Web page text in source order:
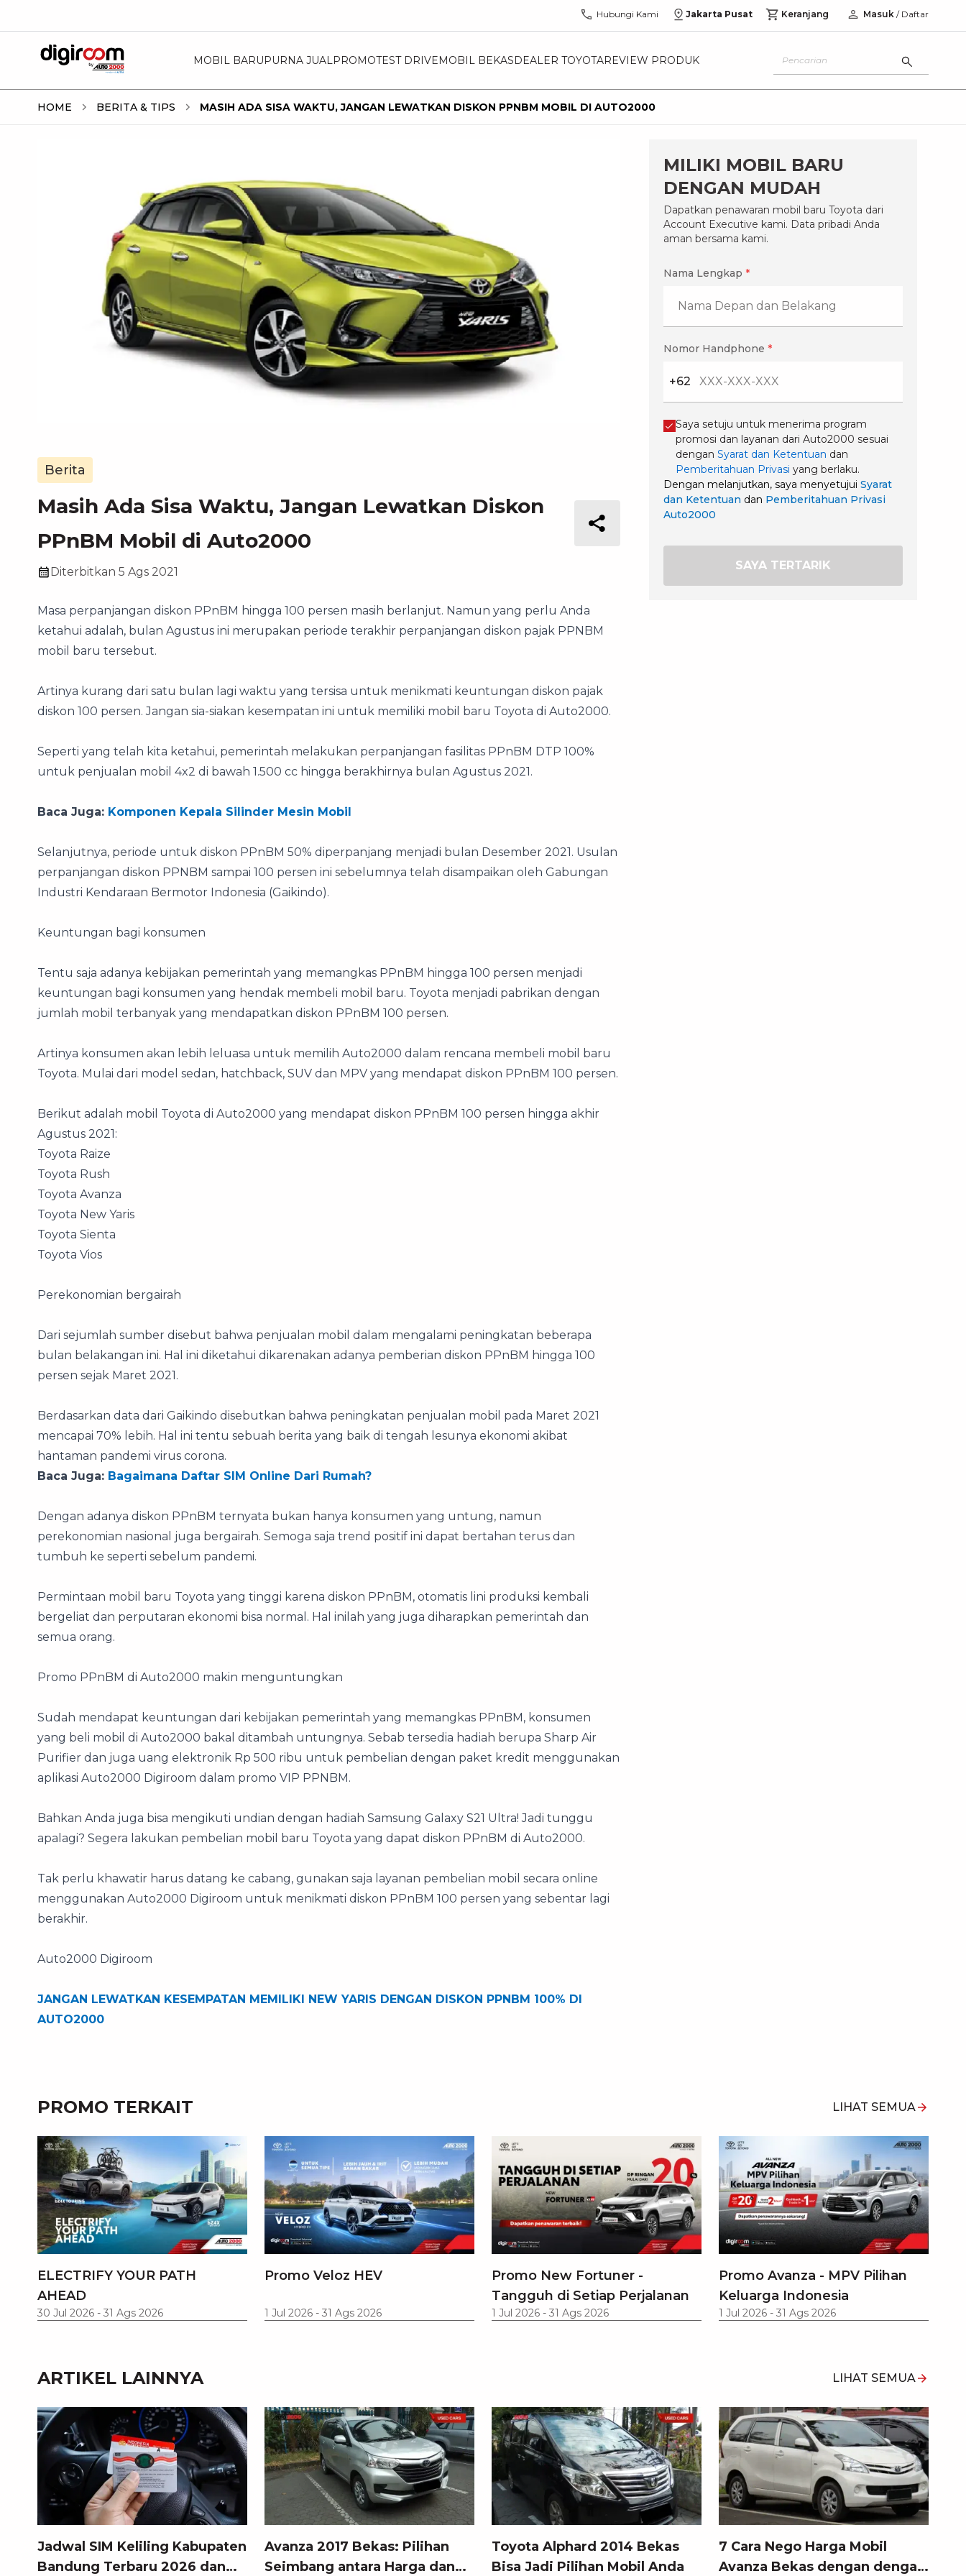
Hubungi Kami Jakarta Pusat Keranjang Masuk / Daftar
MOBIL BARUPURNA JUAL PROMOTEST DRIVEMOBIL BEKASDEALER TOYOTAREVIEW PRODUK
HOME BERITA & TIPS MASIH ADA SISA WAKTU, JANGAN LEWATKAN DISKON PPNBM MOBIL DI AUTO2000
Berita
Masih Ada Sisa Waktu, Jangan Lewatkan Diskon
PPnBM Mobil di Auto2000
Diterbitkan 5 Ags 2021
Masa perpanjangan diskon PPnBM hingga 100 persen masih berlanjut. Namun yang perlu Anda
ketahui adalah, bulan Agustus ini merupakan periode terakhir perpanjangan diskon pajak PPNBM
mobil baru tersebut.
Artinya kurang dari satu bulan lagi waktu yang tersisa untuk menikmati keuntungan diskon pajak
diskon 100 persen. Jangan sia-siakan kesempatan ini untuk memiliki mobil baru Toyota di Auto2000.
Seperti yang telah kita ketahui, pemerintah melakukan perpanjangan fasilitas PPnBM DTP 100%
untuk penjualan mobil 4x2 di bawah 1.500 cc hingga berakhirnya bulan Agustus 2021.
Baca Juga: Komponen Kepala Silinder Mesin Mobil
Selanjutnya, periode untuk diskon PPnBM 50% diperpanjang menjadi bulan Desember 2021. Usulan
perpanjangan diskon PPNBM sampai 100 persen ini sebelumnya telah disampaikan oleh Gabungan
Industri Kendaraan Bermotor Indonesia (Gaikindo).
Keuntungan bagi konsumen
Tentu saja adanya kebijakan pemerintah yang memangkas PPnBM hingga 100 persen menjadi
keuntungan bagi konsumen yang hendak membeli mobil baru. Toyota menjadi pabrikan dengan
jumlah mobil terbanyak yang mendapatkan diskon PPnBM 100 persen.
Artinya konsumen akan lebih leluasa untuk memilih Auto2000 dalam rencana membeli mobil baru
Toyota. Mulai dari model sedan, hatchback, SUV dan MPV yang mendapat diskon PPnBM 100 persen.
Berikut adalah mobil Toyota di Auto2000 yang mendapat diskon PPnBM 100 persen hingga akhir
Agustus 2021:
Toyota Raize
Toyota Rush
Toyota Avanza
Toyota New Yaris
Toyota Sienta
Toyota Vios
Perekonomian bergairah
Dari sejumlah sumber disebut bahwa penjualan mobil dalam mengalami peningkatan beberapa
bulan belakangan ini. Hal ini diketahui dikarenakan adanya pemberian diskon PPnBM hingga 100
persen sejak Maret 2021.
Berdasarkan data dari Gaikindo disebutkan bahwa peningkatan penjualan mobil pada Maret 2021
mencapai 70% lebih. Hal ini tentu sebuah berita yang baik di tengah lesunya ekonomi akibat
hantaman pandemi virus corona.
Baca Juga: Bagaimana Daftar SIM Online Dari Rumah?
Dengan adanya diskon PPnBM ternyata bukan hanya konsumen yang untung, namun
perekonomian nasional juga bergairah. Semoga saja trend positif ini dapat bertahan terus dan
tumbuh ke seperti sebelum pandemi.
Permintaan mobil baru Toyota yang tinggi karena diskon PPnBM, otomatis lini produksi kembali
bergeliat dan perputaran ekonomi bisa normal. Hal inilah yang juga diharapkan pemerintah dan
semua orang.
Promo PPnBM di Auto2000 makin menguntungkan
Sudah mendapat keuntungan dari kebijakan pemerintah yang memangkas PPnBM, konsumen
yang beli mobil di Auto2000 bakal ditambah untungnya. Sebab tersedia hadiah berupa Sharp Air
Purifier dan juga uang elektronik Rp 500 ribu untuk pembelian dengan paket kredit menggunakan
aplikasi Auto2000 Digiroom dalam promo VIP PPNBM.
Bahkan Anda juga bisa mengikuti undian dengan hadiah Samsung Galaxy S21 Ultra! Jadi tunggu
apalagi? Segera lakukan pembelian mobil baru Toyota yang dapat diskon PPnBM di Auto2000.
Tak perlu khawatir harus datang ke cabang, gunakan saja layanan pembelian mobil secara online
menggunakan Auto2000 Digiroom untuk menikmati diskon PPnBM 100 persen yang sebentar lagi
berakhir.
Auto2000 Digiroom
JANGAN LEWATKAN KESEMPATAN MEMILIKI NEW YARIS DENGAN DISKON PPNBM 100% DI
AUTO2000
MILIKI MOBIL BARU
DENGAN MUDAH
Dapatkan penawaran mobil baru Toyota dari
Account Executive kami. Data pribadi Anda
aman bersama kami.
Nama Lengkap *
Nomor Handphone *
+62
Saya setuju untuk menerima program
promosi dan layanan dari Auto2000 sesuai
dengan Syarat dan Ketentuan dan
Pemberitahuan Privasi yang berlaku.
Dengan melanjutkan, saya menyetujui Syarat
dan Ketentuan dan Pemberitahuan Privasi
Auto2000
SAYA TERTARIK
PROMO TERKAIT LIHAT SEMUA
ELECTRIFY YOUR PATH
AHEAD
30 Jul 2026 - 31 Ags 2026
Promo Veloz HEV
1 Jul 2026 - 31 Ags 2026
Promo New Fortuner -
Tangguh di Setiap Perjalanan
1 Jul 2026 - 31 Ags 2026
Promo Avanza - MPV Pilihan
Keluarga Indonesia
1 Jul 2026 - 31 Ags 2026
ARTIKEL LAINNYA LIHAT SEMUA
Jadwal SIM Keliling Kabupaten
Bandung Terbaru 2026 dan
Avanza 2017 Bekas: Pilihan
Seimbang antara Harga dan
Toyota Alphard 2014 Bekas
Bisa Jadi Pilihan Mobil Anda
7 Cara Nego Harga Mobil
Avanza Bekas dengan dengan